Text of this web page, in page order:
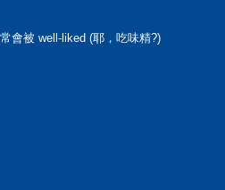
會被 well-liked (耶，吃味精?)